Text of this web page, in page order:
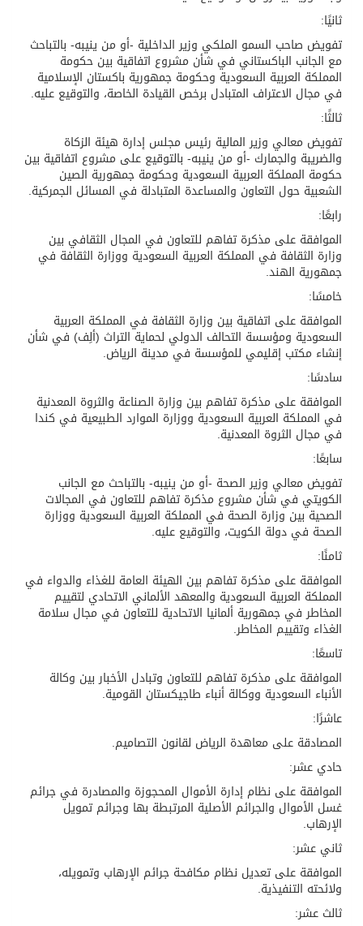
ثانيًا:
تفويض صاحب السمو الملكي وزير الداخلية -أو من ينيبه- بالتباحث
مع الجانب الباكستاني في شأن مشروع اتفاقية بين حكومة
المملكة العربية السعودية وحكومة جمهورية باكستان الإسلامية
في مجال الاعتراف المتبادل برخص القيادة الخاصة، والتوقيع عليه.
ثالثًا:
تفويض معالي وزير المالية رئيس مجلس إدارة هيئة الزكاة
والضريبة والجمارك -أو من ينيبه- بالتوقيع على مشروع اتفاقية بين
حكومة المملكة العربية السعودية وحكومة جمهورية الصين
الشعبية حول التعاون والمساعدة المتبادلة في المسائل الجمركية.
رابعًا:
الموافقة على مذكرة تفاهم للتعاون في المجال الثقافي بين
وزارة الثقافة في المملكة العربية السعودية ووزارة الثقافة في
جمهورية الهند.
خامسًا:
الموافقة على اتفاقية بين وزارة الثقافة في المملكة العربية
السعودية ومؤسسة التحالف الدولي لحماية التراث (ألِف) في شأن
إنشاء مكتب إقليمي للمؤسسة في مدينة الرياض.
سادسًا:
الموافقة على مذكرة تفاهم بين وزارة الصناعة والثروة المعدنية
في المملكة العربية السعودية ووزارة الموارد الطبيعية في كندا
في مجال الثروة المعدنية.
سابعًا:
تفويض معالي وزير الصحة -أو من ينيبه- بالتباحث مع الجانب
الكويتي في شأن مشروع مذكرة تفاهم للتعاون في المجالات
الصحية بين وزارة الصحة في المملكة العربية السعودية ووزارة
الصحة في دولة الكويت، والتوقيع عليه.
ثامنًا:
الموافقة على مذكرة تفاهم بين الهيئة العامة للغذاء والدواء في
المملكة العربية السعودية والمعهد الألماني الاتحادي لتقييم
المخاطر في جمهورية ألمانيا الاتحادية للتعاون في مجال سلامة
الغذاء وتقييم المخاطر.
تاسعًا:
الموافقة على مذكرة تفاهم للتعاون وتبادل الأخبار بين وكالة
الأنباء السعودية ووكالة أنباء طاجيكستان القومية.
عاشرًا:
المصادقة على معاهدة الرياض لقانون التصاميم.
حادي عشر:
الموافقة على نظام إدارة الأموال المحجوزة والمصادرة في جرائم
غسل الأموال والجرائم الأصلية المرتبطة بها وجرائم تمويل
الإرهاب.
ثاني عشر:
الموافقة على تعديل نظام مكافحة جرائم الإرهاب وتمويله،
ولائحته التنفيذية.
ثالث عشر: